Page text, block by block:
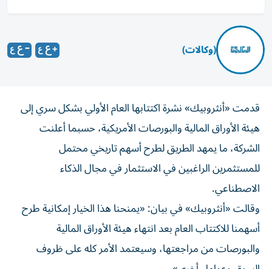
(وكالات)
قدمت «أنثروبيك» نشرة اكتتابها العام الأولي بشكل سري إلى
هيئة الأوراق المالية والبورصات الأمريكية، حسبما أعلنت
الشركة، ما يمهد الطريق لطرح أسهم تاريخي محتمل
للمستثمرين الراغبين في الاستثمار في مجال الذكاء
الاصطناعي.
وقالت «أنثروبيك» في بيان: «يمنحنا هذا الخيار إمكانية طرح
أسهمنا للاكتتاب العام بعد انتهاء هيئة الأوراق المالية
والبورصات من مراجعتها، وسيعتمد الأمر كله على ظروف